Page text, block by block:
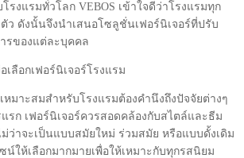
รงแรมทั่วโลก VEBOS เข้าใจดีว่าโรงแรมทุก
ว ดังนั้นจึงนำเสนอโซลูชั่นเฟอร์นิเจอร์ที่ปรับ
รของแต่ละบุคคล
ลือกเฟอร์นิเจอร์โรงแรม
หมาะสมสำหรับโรงแรมต้องคำนึงถึงปัจจัยต่างๆ
รก เฟอร์นิเจอร์ควรสอดคล้องกับสไตล์และธีม
ว่าจะเป็นแบบสมัยใหม่ ร่วมสมัย หรือแบบดั้งเดิม
ซน์ให้เลือกมากมายเพื่อให้เหมาะกับทุกรสนิยม